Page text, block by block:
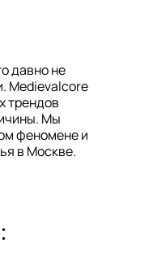
давно не
Medievalcore
трендов
Мы
феномене и
в Москве.